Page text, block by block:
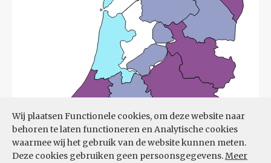
Wij plaatsen Functionele cookies, om deze website naar
behoren te laten functioneren en Analytische cookies
waarmee wij het gebruik van de website kunnen meten.
Deze cookies gebruiken geen persoonsgegevens.Meer